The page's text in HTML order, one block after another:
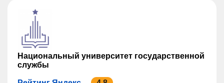
Национальный университет государственной
службы